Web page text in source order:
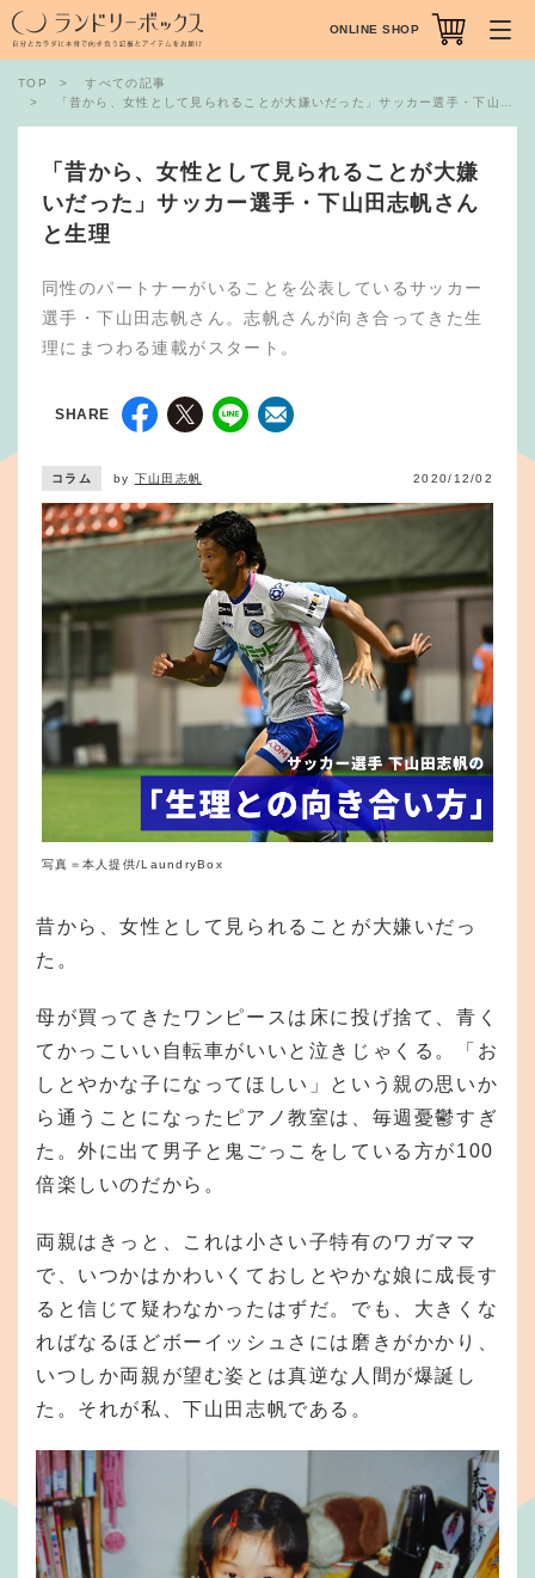
TOP
すべての記事
「昔から、女性として見られることが大嫌いだった」サッカー選手・下山田志帆さんと生理
「昔から、女性として見られることが大嫌
いだった」サッカー選手・下山田志帆さん
と生理
同性のパートナーがいることを公表しているサッカー
選手・下山田志帆さん。志帆さんが向き合ってきた生
理にまつわる連載がスタート。
SHARE
コラム by 下山田志帆 2020/12/02
写真＝本人提供/LaundryBox
昔から、女性として見られることが大嫌いだっ
た。
母が買ってきたワンピースは床に投げ捨て、青く
てかっこいい自転車がいいと泣きじゃくる。「お
しとやかな子になってほしい」という親の思いか
ら通うことになったピアノ教室は、毎週憂鬱すぎ
た。外に出て男子と鬼ごっこをしている方が100
倍楽しいのだから。
両親はきっと、これは小さい子特有のワガママ
で、いつかはかわいくておしとやかな娘に成長す
ると信じて疑わなかったはずだ。でも、大きくな
ればなるほどボーイッシュさには磨きがかかり、
いつしか両親が望む姿とは真逆な人間が爆誕し
た。それが私、下山田志帆である。
ONLINE SHOP